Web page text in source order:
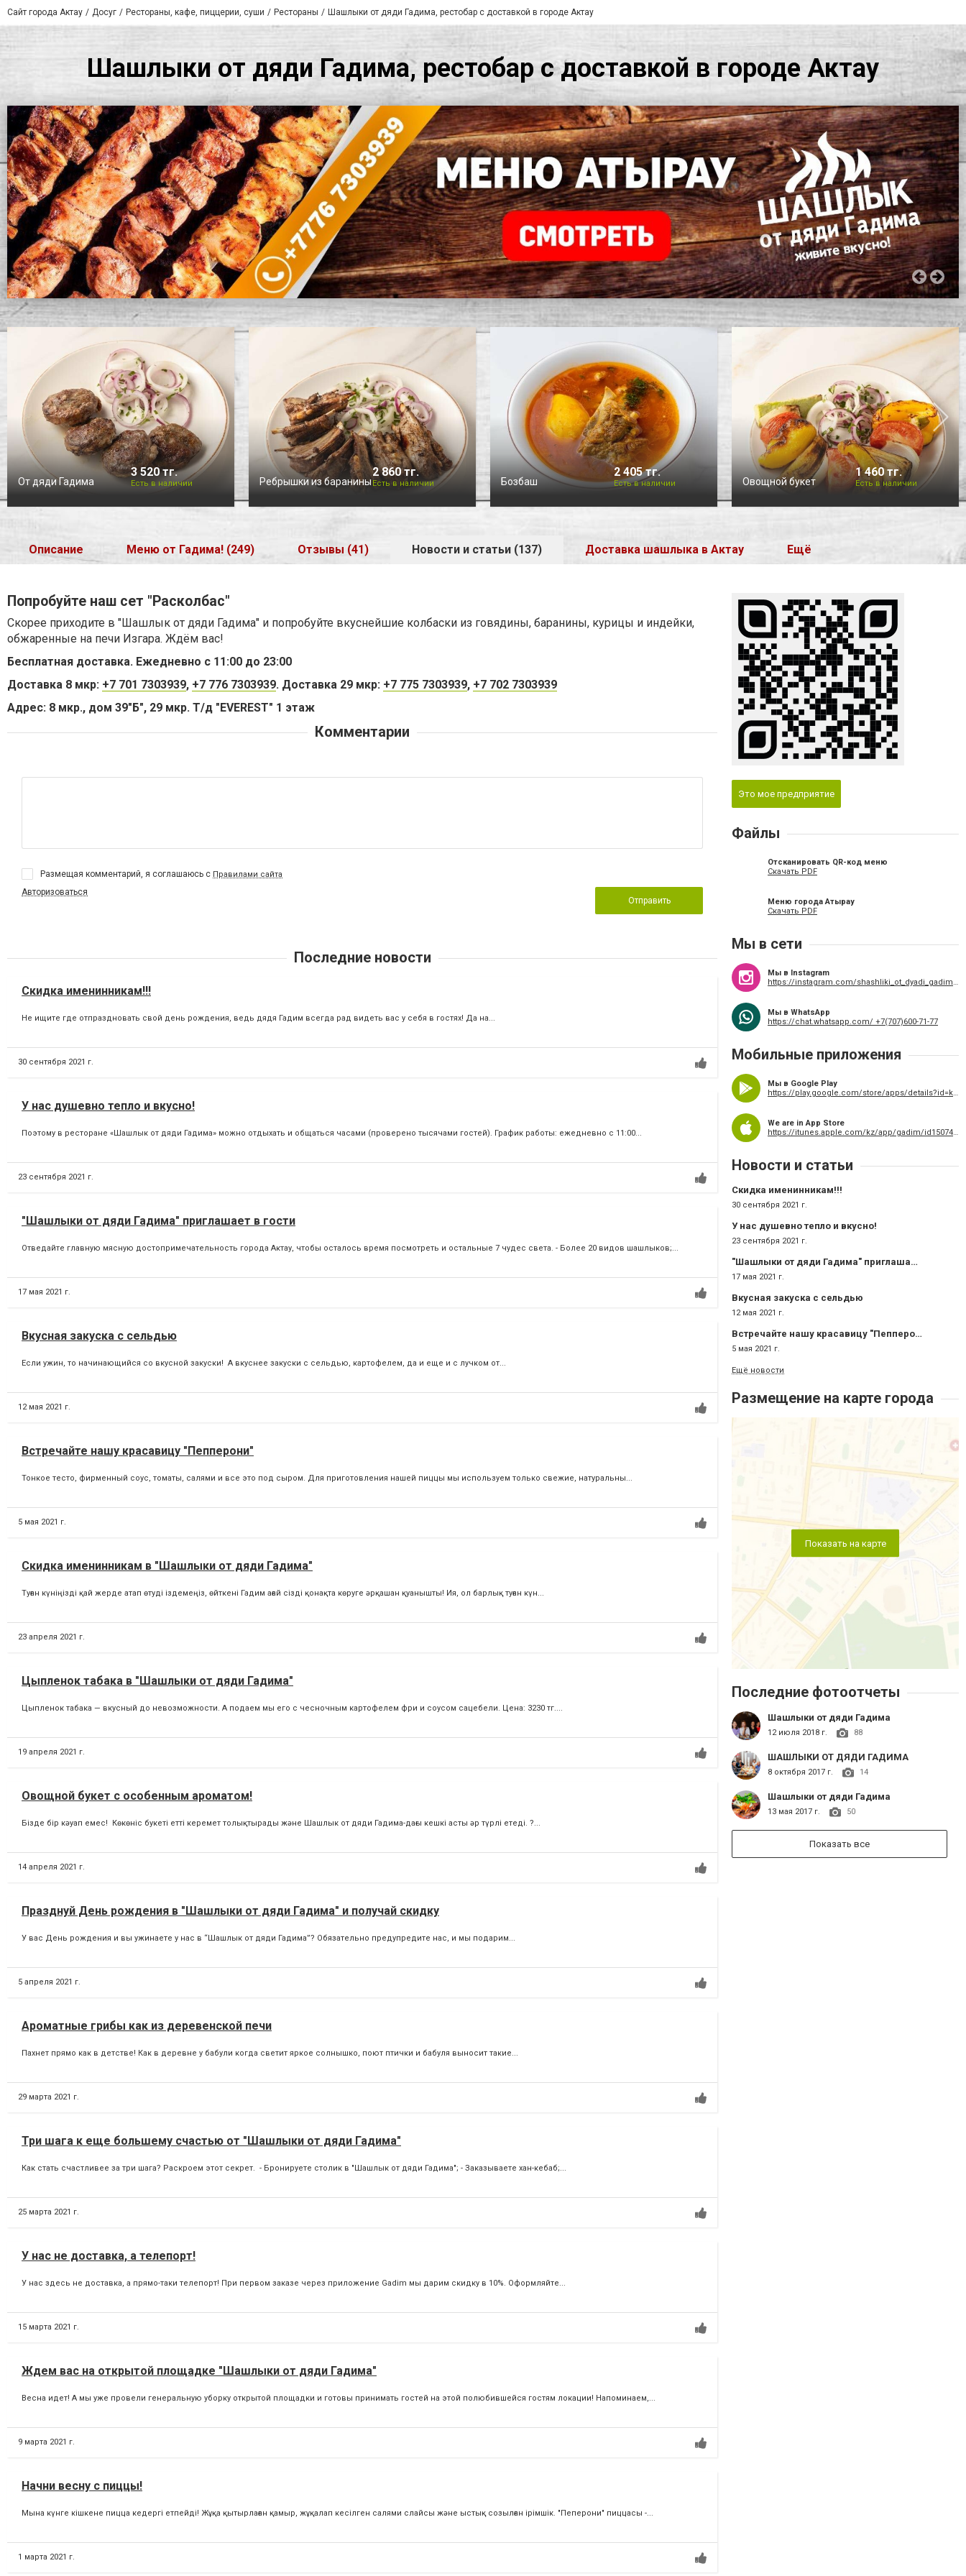
Сайт города Актау Досуг Рестораны, кафе, пиццерии, суши Рестораны Шашлыки от дяди Гадима, рестобар с доставкой в городе Актау
Шашлыки от дяди Гадима, рестобар с доставкой в городе Актау
От дяди Гадима
3 520 тг.
Есть в наличии Ребрышки из баранины
2 860 тг.
Есть в наличии Бозбаш
2 405 тг.
Есть в наличии Овощной букет
1 460 тг.
Есть в наличии
Описание Меню от Гадима! (249) Отзывы (41) Новости и статьи (137) Доставка шашлыка в Актау Ещё
Попробуйте наш сет "Расколбас"
Скорее приходите в "Шашлык от дяди Гадима" и попробуйте вкуснейшие колбаски из говядины, баранины, курицы и индейки,
обжаренные на печи Изгара. Ждём вас!
Бесплатная доставка. Ежедневно с 11:00 до 23:00
Доставка 8 мкр: +7 701 7303939, +7 776 7303939. Доставка 29 мкр: +7 775 7303939, +7 702 7303939
Адрес: 8 мкр., дом 39"Б", 29 мкр. Т/д "EVEREST" 1 этаж
Комментарии
Размещая комментарий, я соглашаюсь с Правилами сайта
Авторизоваться
Отправить
Последние новости
Скидка именинникам!!!
Не ищите где отпраздновать свой день рождения, ведь дядя Гадим всегда рад видеть вас у себя в гостях! Да на...
30 сентября 2021 г.
У нас душевно тепло и вкусно!
Поэтому в ресторане «Шашлык от дяди Гадима» можно отдыхать и общаться часами (проверено тысячами гостей). График работы: ежедневно с 11:00...
23 сентября 2021 г.
"Шашлыки от дяди Гадима" приглашает в гости
Отведайте главную мясную достопримечательность города Актау, чтобы осталось время посмотреть и остальные 7 чудес света. - Более 20 видов шашлыков;...
17 мая 2021 г.
Вкусная закуска с сельдью
Если ужин, то начинающийся со вкусной закуски! А вкуснее закуски с сельдью, картофелем, да и еще и с лучком от...
12 мая 2021 г.
Встречайте нашу красавицу "Пепперони"
Тонкое тесто, фирменный соус, томаты, салями и все это под сыром. Для приготовления нашей пиццы мы используем только свежие, натуральны...
5 мая 2021 г.
Скидка именинникам в "Шашлыки от дяди Гадима"
Туған күніңізді қай жерде атап өтуді іздемеңіз, өйткені Гадим ағай сізді қонақта көруге әрқашан қуанышты! Ия, ол барлық туған күн...
23 апреля 2021 г.
Цыпленок табака в "Шашлыки от дяди Гадима"
Цыпленок табака — вкусный до невозможности. А подаем мы его с чесночным картофелем фри и соусом сацебели. Цена: 3230 тг....
19 апреля 2021 г.
Овощной букет с особенным ароматом!
Бізде бір кәуап емес! Көкөніс букеті етті керемет толықтырады және Шашлык от дяди Гадима-дағы кешкі асты әр түрлі етеді. ?...
14 апреля 2021 г.
Празднуй День рождения в "Шашлыки от дяди Гадима" и получай скидку
У вас День рождения и вы ужинаете у нас в “Шашлык от дяди Гадима”? Обязательно предупредите нас, и мы подарим...
5 апреля 2021 г.
Ароматные грибы как из деревенской печи
Пахнет прямо как в детстве! Как в деревне у бабули когда светит яркое солнышко, поют птички и бабуля выносит такие...
29 марта 2021 г.
Три шага к еще большему счастью от "Шашлыки от дяди Гадима"
Как стать счастливее за три шага? Раскроем этот секрет. - Бронируете столик в "Шашлык от дяди Гадима"; - Заказываете хан-кебаб;...
25 марта 2021 г.
У нас не доставка, а телепорт!
У нас здесь не доставка, а прямо-таки телепорт! При первом заказе через приложение Gadim мы дарим скидку в 10%. Оформляйте...
15 марта 2021 г.
Ждем вас на открытой площадке "Шашлыки от дяди Гадима"
Весна идет! А мы уже провели генеральную уборку открытой площадки и готовы принимать гостей на этой полюбившейся гостям локации! Напоминаем,...
9 марта 2021 г.
Начни весну с пиццы!
Мына күнге кішкене пицца кедергі етпейді! Жұқа қытырлаған қамыр, жұқалап кесілген салями слайсы және ыстық созылған ірімшік. "Пеперони" пиццасы -...
1 марта 2021 г.
Это мое предприятие
Файлы
Отсканировать QR-код меню
Скачать PDF
Меню города Атырау
Скачать PDF
Мы в сети
Мы в Instagram
https://instagram.com/shashliki_ot_dyadi_gadima__/
Мы в WhatsApp
https://chat.whatsapp.com/ +7(707)600-71-77
Мобильные приложения
Мы в Google Play
https://play.google.com/store/apps/details?id=kz.applications.gadimnew
We are in App Store
https://itunes.apple.com/kz/app/gadim/id1507429264
Новости и статьи
Скидка именинникам!!!
30 сентября 2021 г.
У нас душевно тепло и вкусно!
23 сентября 2021 г.
"Шашлыки от дяди Гадима" приглашает в гости
17 мая 2021 г.
Вкусная закуска с сельдью
12 мая 2021 г.
Встречайте нашу красавицу "Пепперони"
5 мая 2021 г.
Ещё новости
Размещение на карте города
Показать на карте
Последние фотоотчеты
Шашлыки от дяди Гадима
12 июля 2018 г. 88
ШАШЛЫКИ ОТ ДЯДИ ГАДИМА
8 октября 2017 г. 14
Шашлыки от дяди Гадима
13 мая 2017 г. 50
Показать все